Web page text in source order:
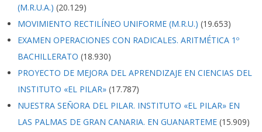
(M.R.U.A.) (20.129)
MOVIMIENTO RECTILÍNEO UNIFORME (M.R.U.) (19.653)
EXAMEN OPERACIONES CON RADICALES. ARITMÉTICA 1º
BACHILLERATO (18.930)
PROYECTO DE MEJORA DEL APRENDIZAJE EN CIENCIAS DEL
INSTITUTO «EL PILAR» (17.787)
NUESTRA SEÑORA DEL PILAR. INSTITUTO «EL PILAR» EN
LAS PALMAS DE GRAN CANARIA. EN GUANARTEME (15.909)